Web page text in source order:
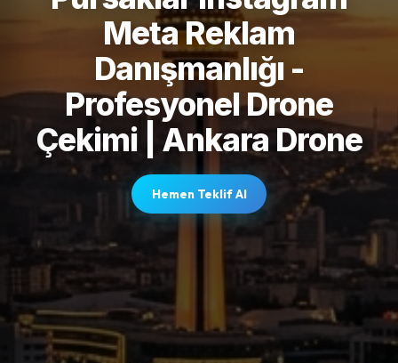
Meta Reklam
Danışmanlığı -
Profesyonel Drone
Çekimi | Ankara Drone
Hemen Teklif Al